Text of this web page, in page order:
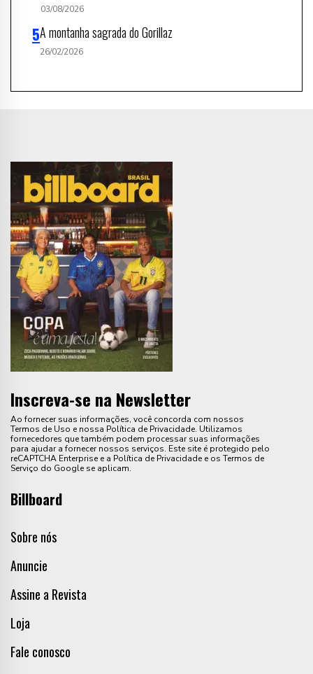
03/08/2026
A montanha sagrada do Gorillaz
26/02/2026
Inscreva-se na Newsletter
Ao fornecer suas informações, você concorda com nossos
Termos de Uso e nossa Política de Privacidade. Utilizamos
fornecedores que também podem processar suas informações
para ajudar a fornecer nossos serviços. Este site é protegido pelo
reCAPTCHA Enterprise e a Política de Privacidade e os Termos de
Serviço do Google se aplicam.
Billboard
Sobre nós
Anuncie
Assine a Revista
Loja
Fale conosco